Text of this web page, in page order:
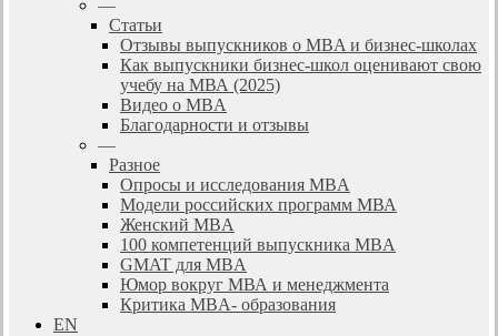
—
Статьи
Отзывы выпускников о MBA и бизнес-школах
Как выпускники бизнес-школ оценивают свою
учебу на МВА (2025)
Видео о MBA
Благодарности и отзывы
—
Разное
Опросы и исследования MBA
Модели российских программ МВА
Женский MBA
100 компетенций выпускника MBA
GMAT для MBA
Юмор вокруг МВА и менеджмента
Критика MBA- образования
EN